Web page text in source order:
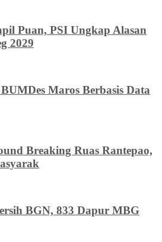
Puan, PSI Ungkap Alasan
2029
Maros Berbasis Data
Breaking Ruas Rantepao,
BGN, 833 Dapur MBG